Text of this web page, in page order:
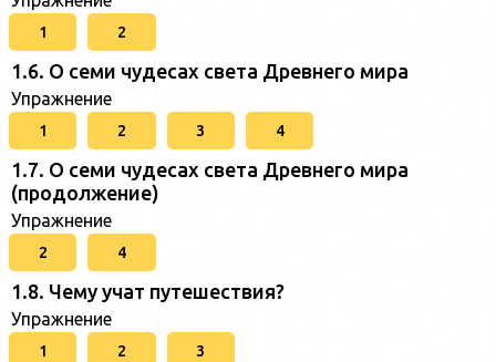
1 2
1.6. О семи чудесах света Древнего мира
Упражнение
1 2 3 4
1.7. О семи чудесах света Древнего мира
(продолжение)
Упражнение
2 4
1.8. Чему учат путешествия?
Упражнение
1 2 3